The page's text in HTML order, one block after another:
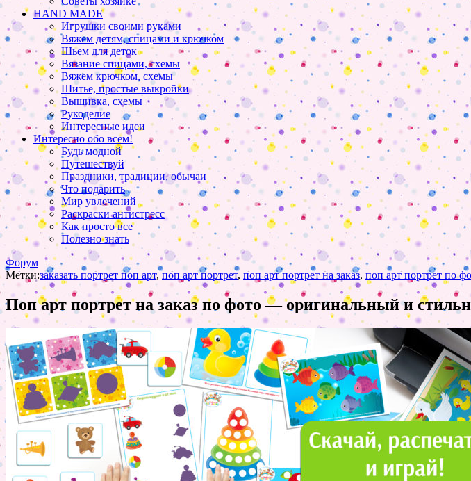
HAND MADE
Игрушки своими руками
Вяжем детям, спицами и крючком
Шьем для деток
Вязание спицами, схемы
Вяжем крючком, схемы
Шитье, простые выкройки
Вышивка, схемы
Рукоделие
Интересные идеи
Интересно обо всем!
Будь модной
Путешествуй
Праздники, традиции, обычаи
Что подарить
Мир увлечений
Раскраски антистресс
Как просто все
Полезно знать
Форум
Метки:заказать портрет поп арт,поп арт портрет, поп арт портрет на заказ, поп арт портрет по
Поп арт портрет на заказ по фото — оригинальный и